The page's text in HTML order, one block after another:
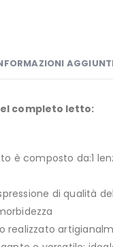
completo letto:
è composto da:1
di qualità
realizzato